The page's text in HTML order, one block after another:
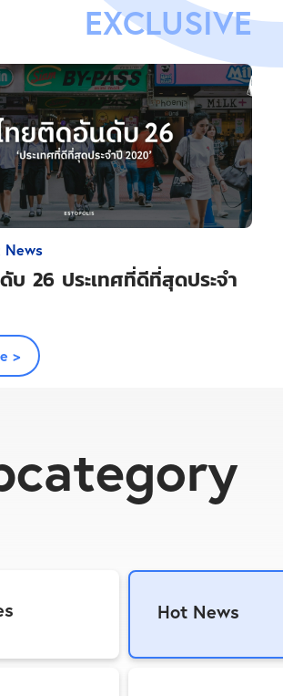
EXCLUSIVE
News
บ 26 ประเทศที่ดีที่สุดประจำ
>
Hot News